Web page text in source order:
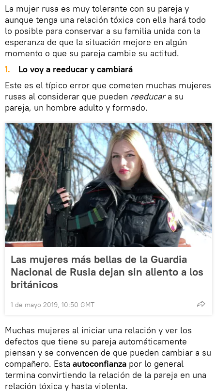
La mujer rusa es muy tolerante con su pareja y
aunque tenga una relación tóxica con ella hará todo
lo posible para conservar a su familia unida con la
esperanza de que la situación mejore en algún
momento o que su pareja cambie su actitud.
Lo voy a reeducar y cambiará
Este es el típico error que cometen muchas mujeres
rusas al considerar que pueden reeducara su
pareja, un hombre adulto y formado.
Las mujeres más bellas de la Guardia
Nacional de Rusia dejan sin aliento a los
británicos
1 de mayo 2019, 10:50 GMT
Muchas mujeres al iniciar una relación y ver los
defectos que tiene su pareja automáticamente
piensan y se convencen de que pueden cambiar a su
compañero. Esta autoconfianza por lo general
termina convirtiendo la relación de la pareja en una
relación tóxica y hasta violenta.